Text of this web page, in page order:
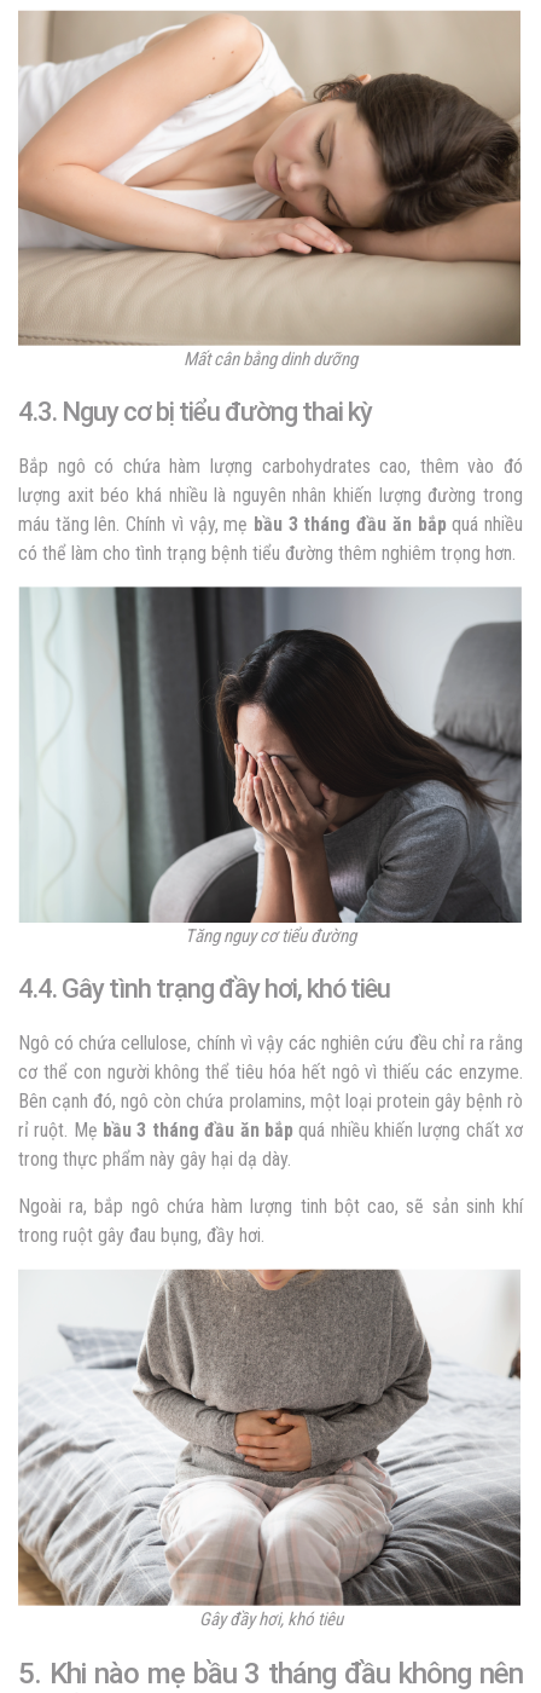
Mất cân bằng dinh dưỡng
4.3. Nguy cơ bị tiểu đường thai kỳ
Bắp ngô có chứa hàm lượng carbohydrates cao, thêm vào đó
lượng axit béo khá nhiều là nguyên nhân khiến lượng đường trong
máu tăng lên. Chính vì vậy, mẹ bầu 3 tháng đầu ăn bắp quá nhiều
có thể làm cho tình trạng bệnh tiểu đường thêm nghiêm trọng hơn.
Tăng nguy cơ tiểu đường
4.4. Gây tình trạng đầy hơi, khó tiêu
Ngô có chứa cellulose, chính vì vậy các nghiên cứu đều chỉ ra rằng
cơ thể con người không thể tiêu hóa hết ngô vì thiếu các enzyme.
Bên cạnh đó, ngô còn chứa prolamins, một loại protein gây bệnh rò
rỉ ruột. Mẹ bầu 3 tháng đầu ăn bắpquá nhiều khiến lượng chất xơ
trong thực phẩm này gây hại dạ dày.
Ngoài ra, bắp ngô chứa hàm lượng tinh bột cao, sẽ sản sinh khí
trong ruột gây đau bụng, đầy hơi.
Gây đầy hơi, khó tiêu
5. Khi nào mẹ bầu 3 tháng đầu không nên